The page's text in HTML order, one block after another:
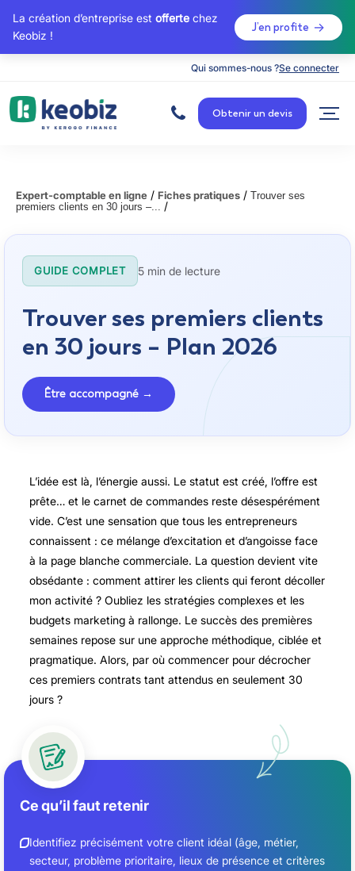
La création d’entreprise est offerte chez
Keobiz !
J’en profite
Qui sommes-nous ?Se connecter
c
c
u
Obtenir un devis
Expert-comptable en ligne / Fiches pratiques / Trouver ses
premiers clients en 30 jours –... /
GUIDE COMPLET 5 min de lecture
Trouver ses premiers clients
en 30 jours – Plan 2026
Être accompagné →
L’idée est là, l’énergie aussi. Le statut est créé, l’offre est
prête… et le carnet de commandes reste désespérément
vide. C’est une sensation que tous les entrepreneurs
connaissent : ce mélange d’excitation et d’angoisse face
à la page blanche commerciale. La question devient vite
obsédante : comment attirer les clients qui feront décoller
mon activité ? Oubliez les stratégies complexes et les
budgets marketing à rallonge. Le succès des premières
semaines repose sur une approche méthodique, ciblée et
pragmatique. Alors, par où commencer pour décrocher
ces premiers contrats tant attendus en seulement 30
jours ?
Ce qu’il faut retenir
Identifiez précisément votre client idéal (âge, métier,
secteur, problème prioritaire, lieux de présence et critères